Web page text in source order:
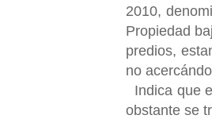
2010,
Propiedad
predios,
no
Indica que
obstante se